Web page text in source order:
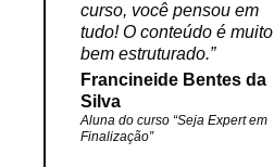
curso, você pensou em
tudo! O conteúdo é muito
bem estruturado.”
Francineide Bentes da
Silva
Aluna do curso “Seja Expert em
Finalização”